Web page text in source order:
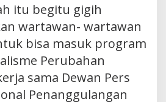
itu begitu gigih
wartawan- wartawan
bisa masuk program
Perubahan
sama Dewan Pers
Penanggulangan